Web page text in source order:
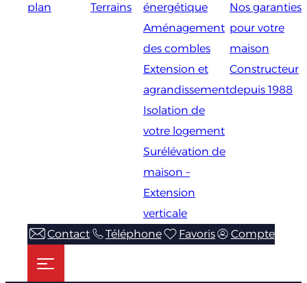
plan
Terrains
énergétique
Aménagement
des combles
Extension et
agrandissement
Isolation de
votre logement
Surélévation de
maison –
Extension
verticale
Nos garanties
pour votre
maison
Constructeur
depuis 1988
Contact Téléphone Favoris Compte